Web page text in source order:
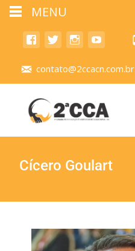
contato@2ccacn.com.br
Cícero Goulart
MENU